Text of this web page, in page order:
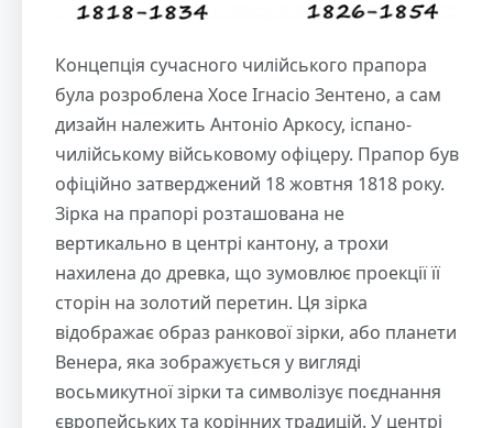
Концепція сучасного чилійського прапора
була розроблена Хосе Ігнасіо Зентено, а сам
дизайн належить Антоніо Аркосу, іспано-
чилійському військовому офіцеру. Прапор був
офіційно затверджений 18 жовтня 1818 року.
Зірка на прапорі розташована не
вертикально в центрі кантону, а трохи
нахилена до древка, що зумовлює проекції її
сторін на золотий перетин. Ця зірка
відображає образ ранкової зірки, або планети
Венера, яка зображується у вигляді
восьмикутної зірки та символізує поєднання
європейських та корінних традицій. У центрі